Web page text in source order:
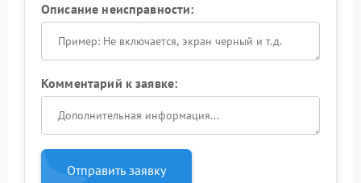
Описание неисправности:
Комментарий к заявке:
Отправить заявку